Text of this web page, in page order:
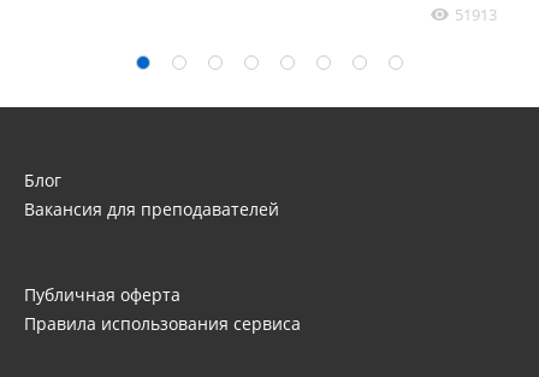
51913
Блог
Вакансия для преподавателей
Публичная оферта
Правила использования сервиса